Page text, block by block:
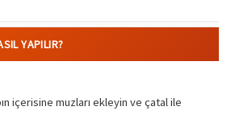
YAPILIR?
içerisine muzları ekleyin ve çatal ile